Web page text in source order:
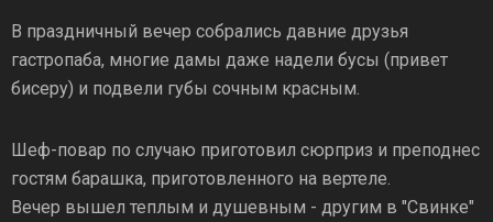
В праздничный вечер собрались давние друзья
гастропаба, многие дамы даже надели бусы (привет
бисеру) и подвели губы сочным красным.
Шеф-повар по случаю приготовил сюрприз и преподнес
гостям барашка, приготовленного на вертеле.
Вечер вышел теплым и душевным - другим в "Свинке"